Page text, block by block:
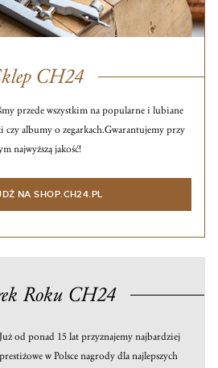
CH24
przede wszystkim na popularne i lubiane
czy albumy o zegarkach.Gwarantujemy przy
najwyższą jakość!
NA SHOP.CH24.PL
Roku CH24
Już od ponad 15 lat przyznajemy najbardziej
prestiżowe w Polsce nagrody dla najlepszych